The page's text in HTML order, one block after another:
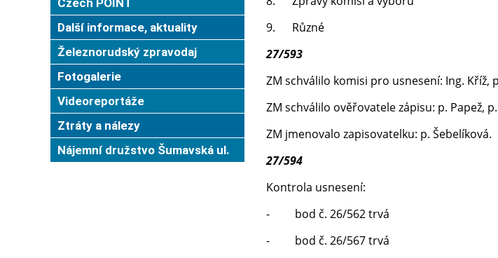
Další informace, aktuality
Železnorudský zpravodaj
Fotogalerie
Videoreportáže
Ztráty a nálezy
Nájemní družstvo Šumavská ul.
9. Různé
27/593
ZM schválilo komisi pro usnesení: Ing. Kříž,
ZM schválilo ověřovatele zápisu: p. Papež,
ZM jmenovalo zapisovatelku: p. Šebelíková.
27/594
Kontrola usnesení:
- bod č. 26/562 trvá
- bod č. 26/567 trvá